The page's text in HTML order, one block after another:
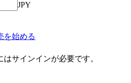
JPY
を始める
サインインが必要です。